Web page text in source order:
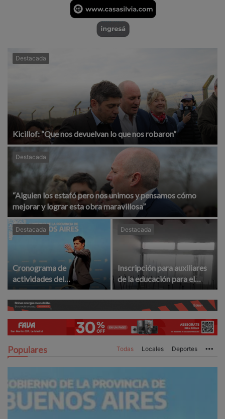
Destacada
Kicillof: “Que nos devuelvan lo que nos robaron”
Destacada
“Alguien los estafó pero nos unimos y pensamos cómo
mejorar y lograr esta obra maravillosa”
Destacada
Cronograma de
actividades del
gobernador Kicillof en La
Madrid
Destacada
Inscripción para auxiliares
de la educación para el
ciclo lectivo 2027
Populares Todas Locales Deportes